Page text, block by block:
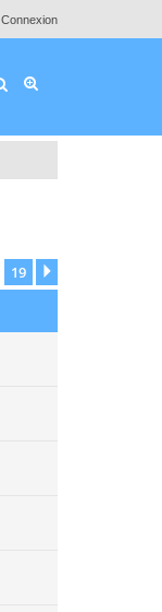
Connexion
Rechercher
19